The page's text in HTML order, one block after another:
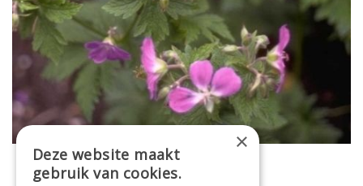
Bosooievaarsbek
Geranium sylvaticum 'Silva'
×
Deze website maakt
gebruik van cookies.